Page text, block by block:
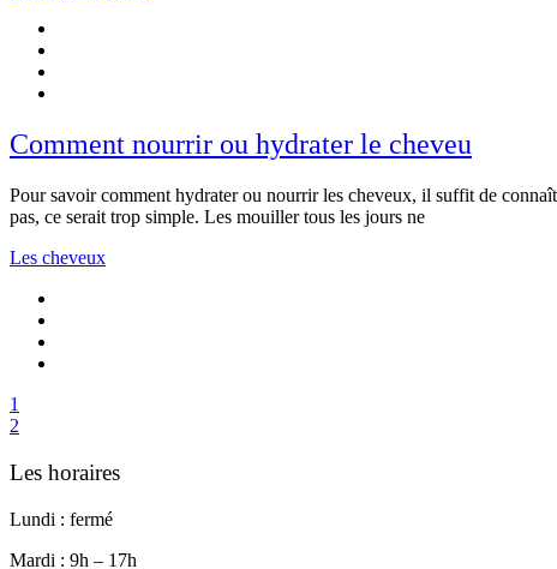
Comment nourrir ou hydrater le cheveu
Pour savoir comment hydrater ou nourrir les cheveux, il suffit de
pas, ce serait trop simple. Les mouiller tous les jours ne
Les cheveux
1
2
Les horaires
Lundi : fermé
Mardi : 9h – 17h